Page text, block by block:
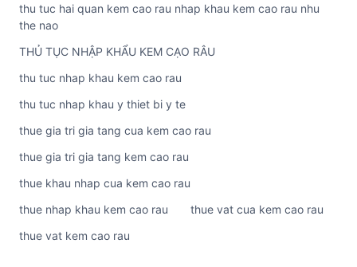
thu tuc hai quan kem cao rau nhap khau kem cao rau nhu
the nao
THỦ TỤC NHẬP KHẨU KEM CẠO RÂU
thu tuc nhap khau kem cao rau
thu tuc nhap khau y thiet bi y te
thue gia tri gia tang cua kem cao rau
thue gia tri gia tang kem cao rau
thue khau nhap cua kem cao rau
thue nhap khau kem cao rau
thue vat cua kem cao rau
thue vat kem cao rau